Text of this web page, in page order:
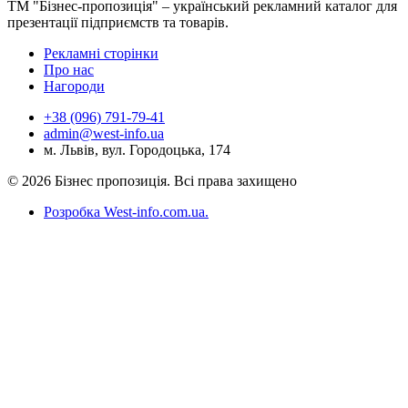
ТМ "Бізнес-пропозиція" – український рекламний каталог для
презентації підприємств та товарів.
Рекламні сторінки
Про нас
Нагороди
+38 (096) 791-79-41
admin@west-info.ua
м. Львів, вул. Городоцька, 174
© 2026 Бізнес пропозиція. Всі права захищено
Розробка West-info.com.ua.